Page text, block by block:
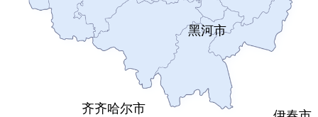
黑河市
齐齐哈尔市